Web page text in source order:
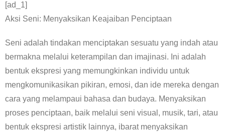
[ad_1]
Aksi Seni: Menyaksikan Keajaiban Penciptaan
Seni adalah tindakan menciptakan sesuatu yang indah atau
bermakna melalui keterampilan dan imajinasi. Ini adalah
bentuk ekspresi yang memungkinkan individu untuk
mengkomunikasikan pikiran, emosi, dan ide mereka dengan
cara yang melampaui bahasa dan budaya. Menyaksikan
proses penciptaan, baik melalui seni visual, musik, tari, atau
bentuk ekspresi artistik lainnya, ibarat menyaksikan